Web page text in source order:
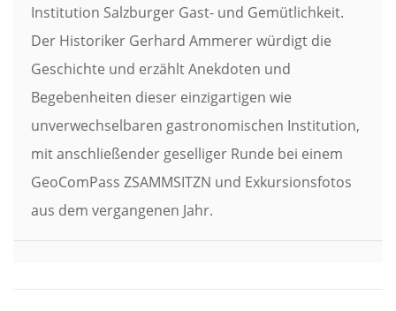
Institution Salzburger Gast- und Gemütlichkeit.
Der Historiker Gerhard Ammerer würdigt die
Geschichte und erzählt Anekdoten und
Begebenheiten dieser einzigartigen wie
unverwechselbaren gastronomischen Institution,
mit anschließender geselliger Runde bei einem
GeoComPass ZSAMMSITZN und Exkursionsfotos
aus dem vergangenen Jahr.